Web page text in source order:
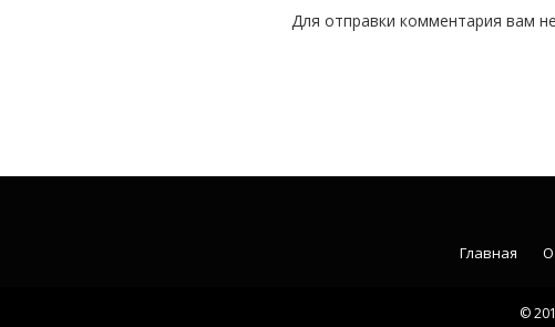
Для отправки комментария вам
©
Главная О